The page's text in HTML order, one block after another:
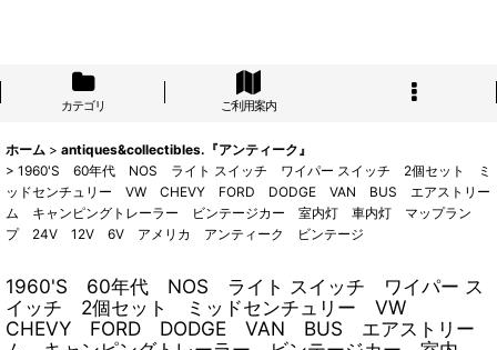
カテゴリ ご利用案内
ホーム > antiques&collectibles.『アンティーク』
> 1960'S 60年代 NOS ライト スイッチ ワイパー スイッチ 2個セット ミ
ッドセンチュリー VW CHEVY FORD DODGE VAN BUS エアストリー
ム キャンピングトレーラー ビンテージカー 室内灯 車内灯 マップラン
プ 24V 12V 6V アメリカ アンティーク ビンテージ
1960'S 60年代 NOS ライト スイッチ ワイパー ス
イッチ 2個セット ミッドセンチュリー VW
CHEVY FORD DODGE VAN BUS エアストリー